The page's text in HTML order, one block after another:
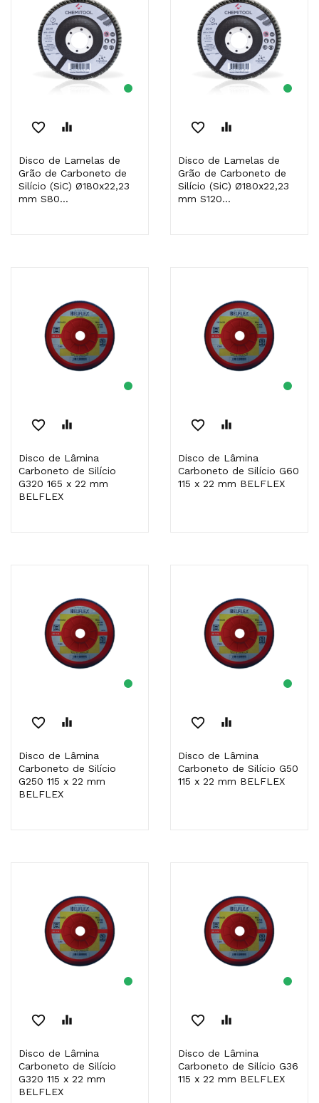
favorite_border equalizer
Disco de Lamelas de
Grão de Carboneto de
Silício (SiC) Ø180x22,23
mm S80...
favorite_border equalizer
Disco de Lamelas de
Grão de Carboneto de
Silício (SiC) Ø180x22,23
mm S120...
favorite_border equalizer
Disco de Lâmina
Carboneto de Silício
G320 165 x 22 mm
BELFLEX
favorite_border equalizer
Disco de Lâmina
Carboneto de Silício G60
115 x 22 mm BELFLEX
favorite_border equalizer
Disco de Lâmina
Carboneto de Silício
G250 115 x 22 mm
BELFLEX
favorite_border equalizer
Disco de Lâmina
Carboneto de Silício G50
115 x 22 mm BELFLEX
favorite_border equalizer
Disco de Lâmina
Carboneto de Silício
G320 115 x 22 mm
BELFLEX
favorite_border equalizer
Disco de Lâmina
Carboneto de Silício G36
115 x 22 mm BELFLEX